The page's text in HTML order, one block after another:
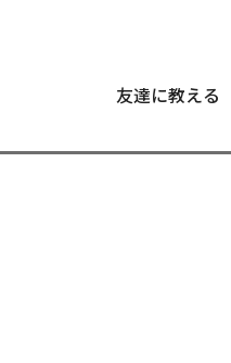
友達に教える